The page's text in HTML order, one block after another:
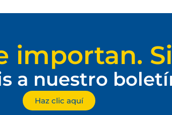
importan.
a nuestro
Haz clic aquí